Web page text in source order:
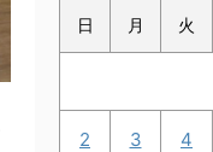
日 月 火
2 3 4